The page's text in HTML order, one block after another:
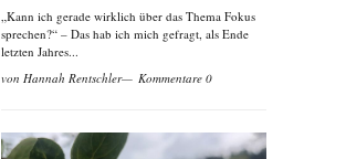
„Kann ich gerade wirklich über das Thema Fokus
sprechen?“ – Das hab ich mich gefragt, als Ende
letzten Jahres...
von Hannah Rentschler Kommentare 0